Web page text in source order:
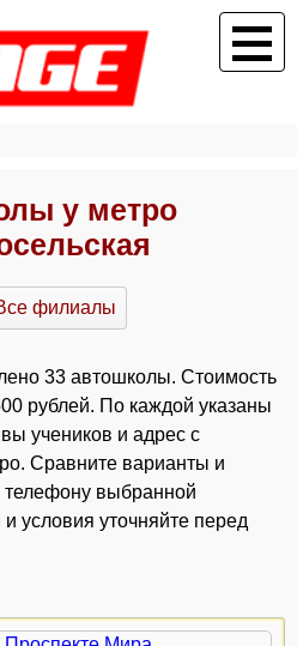
у метро
филиалы
33 автошколы. Стоимость
рублей. По каждой указаны
учеников и адрес с
Сравните варианты и
выбранной
условия уточняйте перед